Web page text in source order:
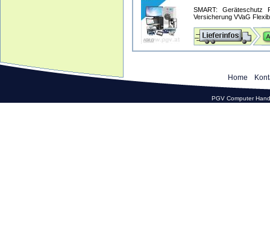
SMART: Geräteschutz
Versicherung VVaG
Home
PGV Computer